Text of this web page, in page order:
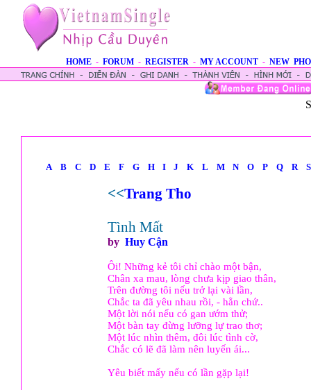
HOME - FORUM - REGISTER - MY ACCOUNT - NEW
A B C D E F G H I J K L M N O P Q R S
<<Trang Tho
Tình Mất
by Huy Cận
Ôi! Những kẻ tôi chỉ chào một bận,
Chân xa mau, lòng chưa kịp giao thân,
Trên đường tôi nếu trở lại vài lần,
Chắc ta đã yêu nhau rồi, - hẳn chứ..
Một lời nói nếu có gan ướm thử;
Một bàn tay đừng lưỡng lự trao thơ;
Một lúc nhìn thêm, đôi lúc tình cờ,
Chắc có lẽ đã làm nên luyến ái...
Yêu biết mấy nếu có lần gặp lại!